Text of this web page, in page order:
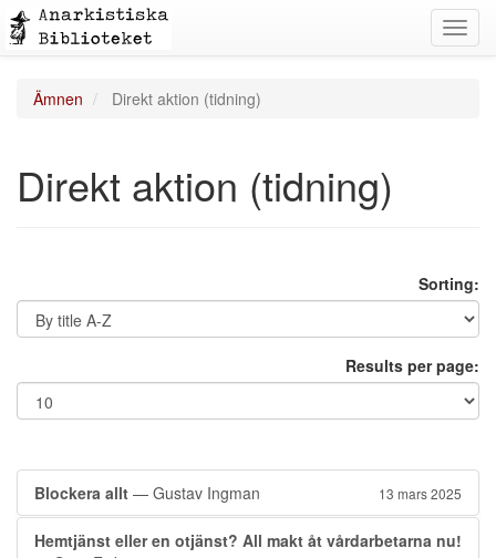
Ämnen Direkt aktion (tidning)
Direkt aktion (tidning)
Sorting:
Results per page:
Blockera allt — Gustav Ingman 13 mars 2025
Hemtjänst eller en otjänst? All makt åt vårdarbetarna nu!